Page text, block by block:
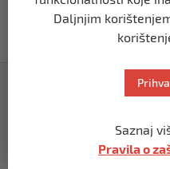
za izradu
prije 2 mjeseca
Daljnjim
Saznaj
Pravila o